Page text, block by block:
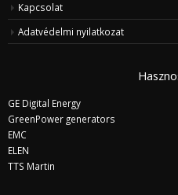
Kapcsolat
Adatvédelmi nyilatkozat
GE Digital Energy
GreenPower generators
EMC
ELEN
TTS Martin